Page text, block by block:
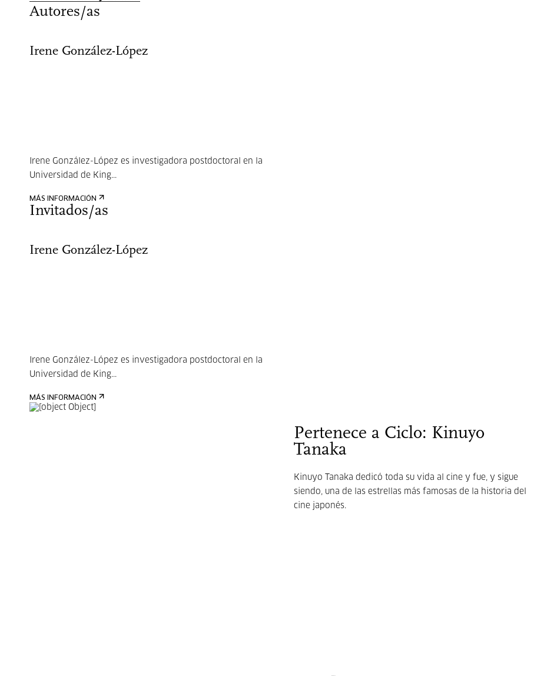
Autores/as
Irene González-López
Irene González-López es investigadora postdoctoral en la
Universidad de King...
MÁS INFORMACIÓN
Invitados/as
Irene González-López
Irene González-López es investigadora postdoctoral en la
Universidad de King...
MÁS INFORMACIÓN
Pertenece a Ciclo: Kinuyo
Tanaka
Kinuyo Tanaka dedicó toda su vida al cine y fue, y sigue
siendo, una de las estrellas más famosas de la historia del
cine japonés.